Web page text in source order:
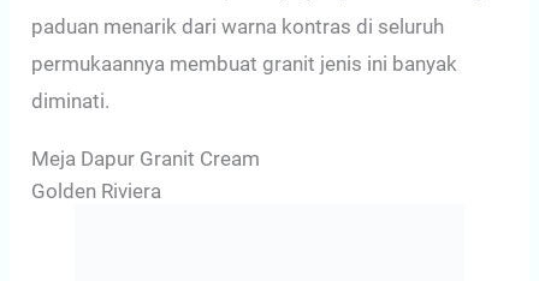
paduan menarik dari warna kontras di seluruh
permukaannya membuat granit jenis ini banyak
diminati.
Meja Dapur Granit Cream
Golden Riviera